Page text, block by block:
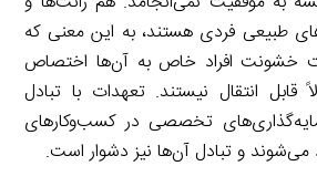
طبیعی فردی هستند، به این معنی که
خشونت افراد خاص به آن‌ها اختصاص
انتقال نیستند. تعهدات با تبادل
تخصصی در کسب‌وکارهای
و تبادل آن‌ها نیز دشوار است.